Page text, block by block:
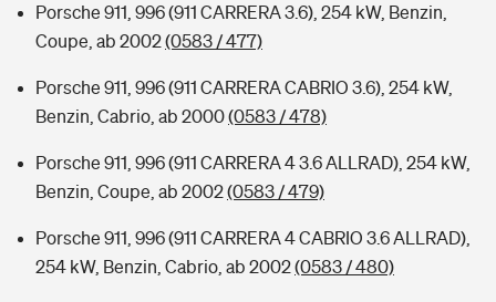
Porsche 911, 996 (911 CARRERA 3.6), 254 kW, Benzin,
Coupe, ab 2002(0583 / 477)
Porsche 911, 996 (911 CARRERA CABRIO 3.6), 254 kW,
Benzin, Cabrio, ab 2000(0583 / 478)
Porsche 911, 996 (911 CARRERA 4 3.6 ALLRAD), 254 kW,
Benzin, Coupe, ab 2002(0583 / 479)
Porsche 911, 996 (911 CARRERA 4 CABRIO 3.6 ALLRAD),
254 kW, Benzin, Cabrio, ab 2002(0583 / 480)